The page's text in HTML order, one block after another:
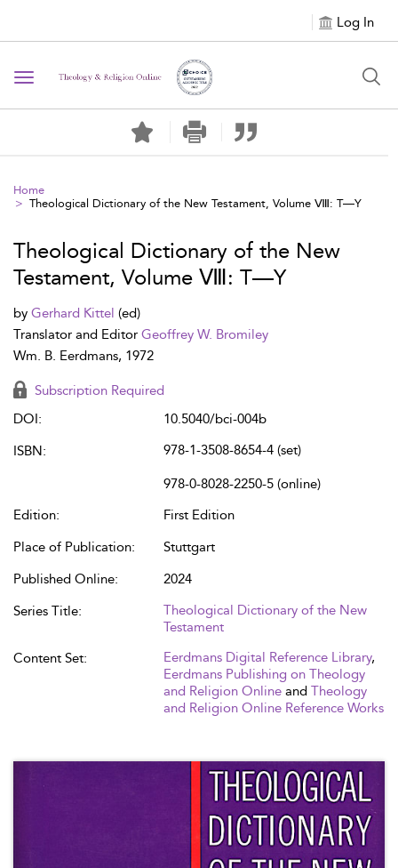
Log In
Toggle navigation
Home
Theological Dictionary of the New Testament, Volume Ⅷ: T—Y
Theological Dictionary of the New
Testament, Volume Ⅷ: T—Y
by Gerhard Kittel (ed)
Translator and Editor Geoffrey W. Bromiley
Wm. B. Eerdmans, 1972
Subscription Required
DOI:
10.5040/bci-004b
ISBN:
978-1-3508-8654-4 (set)
978-0-8028-2250-5 (online)
Edition:
First Edition
Place of Publication:
Stuttgart
Published Online:
2024
Series Title:
Theological Dictionary of the New
Testament
Content Set:
Eerdmans Digital Reference Library,
Eerdmans Publishing on Theology
and Religion Online and Theology
and Religion Online Reference Works